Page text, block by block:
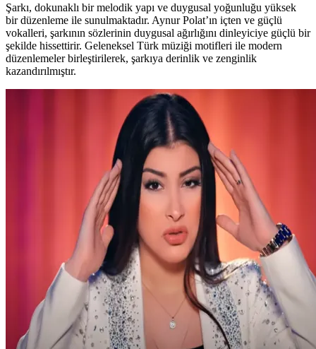
Şarkı, dokunaklı bir melodik yapı ve duygusal yoğunluğu yüksek
bir düzenleme ile sunulmaktadır. Aynur Polat’ın içten ve güçlü
vokalleri, şarkının sözlerinin duygusal ağırlığını dinleyiciye güçlü bir
şekilde hissettirir. Geleneksel Türk müziği motifleri ile modern
düzenlemeler birleştirilerek, şarkıya derinlik ve zenginlik
kazandırılmıştır.